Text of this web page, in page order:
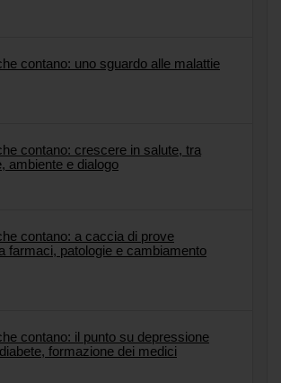
contano: uno sguardo alle malattie
contano: crescere in salute, tra
ambiente e dialogo
contano: a caccia di prove
farmaci, patologie e cambiamento
contano: il punto su depressione
formazione dei medici